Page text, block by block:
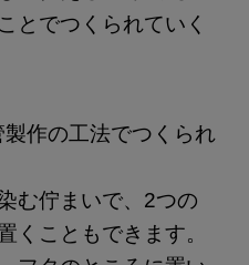
とでつくられていく
作の工法でつくられ
む佇まいで、2つの
くこともできます。